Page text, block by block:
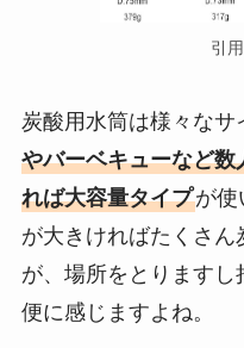
引用
炭酸用水筒は様々なサ
やバーベキューなど
れば大容量タイプが使
が大きければたくさ
が、場所をとります
便に感じますよね。